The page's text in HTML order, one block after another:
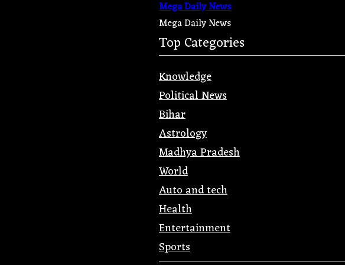
Mega Daily News
Mega Daily News
Top Categories
Knowledge
Political News
Bihar
Astrology
Madhya Pradesh
World
Auto and tech
Health
Entertainment
Sports